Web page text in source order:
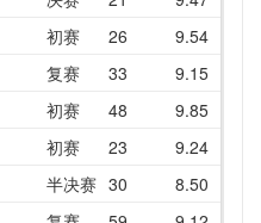
初赛 26 9.54
复赛 33 9.15
初赛
48 9.85
初赛 23 9.24
半决赛 30 8.50